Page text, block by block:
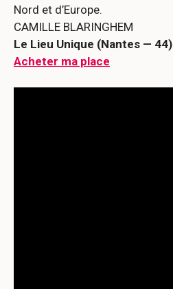
Nord et d’Europe.
CAMILLE BLARINGHEM
Le Lieu Unique (Nantes — 44)
Acheter ma place